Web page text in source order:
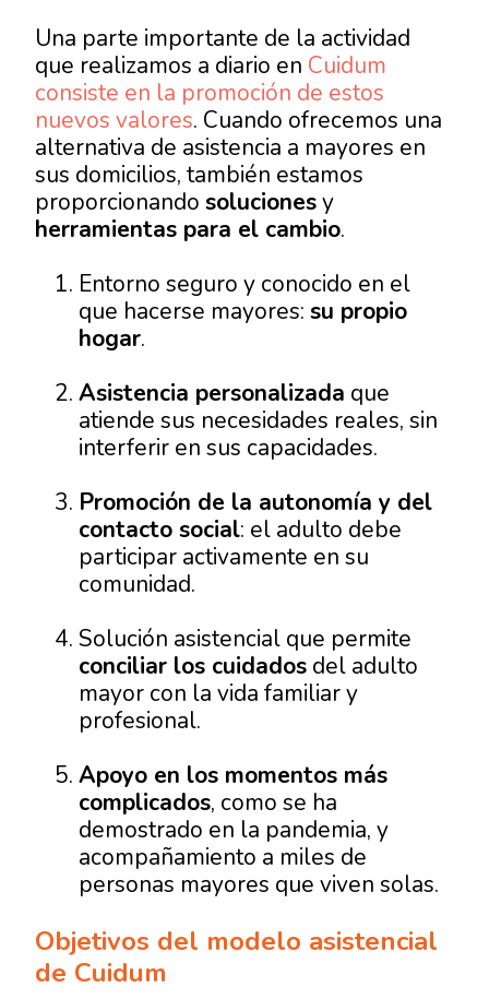
Una parte importante de la actividad
que realizamos a diario en Cuidum
consiste en la promoción de estos
nuevos valores. Cuando ofrecemos una
alternativa de asistencia a mayores en
sus domicilios, también estamos
proporcionandosolucionesy
herramientas para el cambio.
Entorno seguro y conocido en el
que hacerse mayores:su propio
hogar.
Asistencia personalizada que
atiende sus necesidades reales, sin
interferir en sus capacidades.
Promoción de la autonomía y del
contacto social: el adulto debe
participar activamente en su
comunidad.
Solución asistencial que permite
conciliar los cuidados del adulto
mayor con la vida familiar y
profesional.
Apoyo en los momentos más
complicados, como se ha
demostrado en la pandemia, y
acompañamiento a miles de
personas mayores que viven solas.
Objetivos del modelo asistencial
de Cuidum